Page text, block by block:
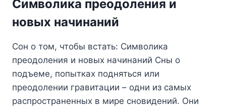
СЕБЕ
Символика преодоления и
новых начинаний
Сон о том, чтобы встать: Символика
преодоления и новых начинаний Сны о
подъеме, попытках подняться или
преодолении гравитации – одни из самых
распространенных в мире сновидений. Они